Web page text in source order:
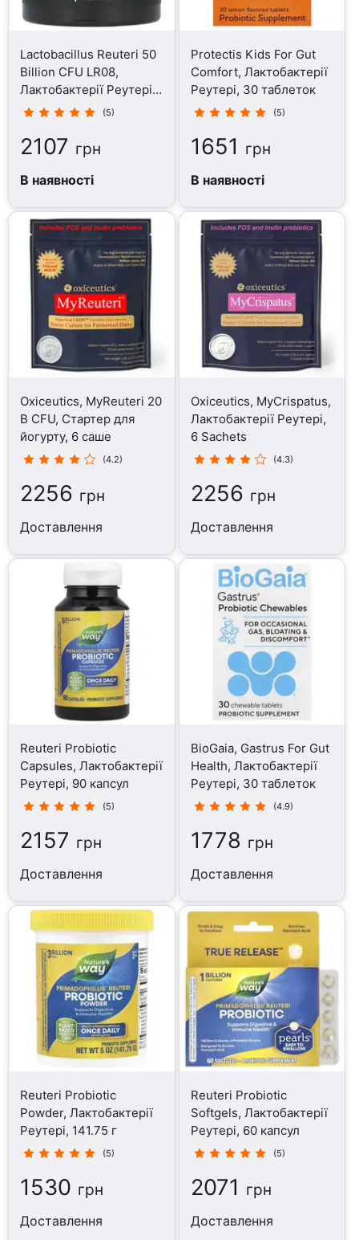
Lactobacillus Reuteri 50
Billion CFU LR08,
Лактобактерії Реутері,
60 капсул
(5)
2107 грн
В наявності
Protectis Kids For Gut
Comfort, Лактобактерії
Реутері, 30 таблеток
(5)
1651 грн
В наявності
Oxiceutics, MyReuteri 20
B CFU, Стартер для
йогурту, 6 саше
(4.2)
2256 грн
Доставлення
Oxiceutics, MyCrispatus,
Лактобактерії Реутері,
6 Sachets
(4.3)
2256 грн
Доставлення
Reuteri Probiotic
Capsules, Лактобактерії
Реутері, 90 капсул
(5)
2157 грн
Доставлення
BioGaia, Gastrus For Gut
Health, Лактобактерії
Реутері, 30 таблеток
(4.9)
1778 грн
Доставлення
Reuteri Probiotic
Powder, Лактобактерії
Реутері, 141.75 г
(5)
1530 грн
Доставлення
Reuteri Probiotic
Softgels, Лактобактерії
Реутері, 60 капсул
(5)
2071 грн
Доставлення